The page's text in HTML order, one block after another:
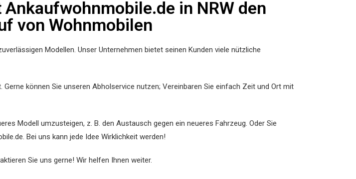
in NRW den
von Wohnmobilen
Modellen. Unser Unternehmen bietet seinen Kunden viele nützliche
können Sie unseren Abholservice nutzen; Vereinbaren Sie einfach Zeit und Ort mit
Modell umzusteigen, z. B. den Austausch gegen ein neueres Fahrzeug. Oder Sie
Bei uns kann jede Idee Wirklichkeit werden!
Sie uns gerne! Wir helfen Ihnen weiter.